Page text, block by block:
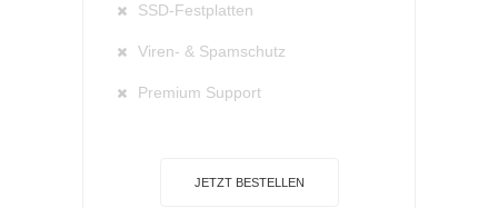
SSD-Festplatten
Viren- & Spamschutz
Premium Support
JETZT BESTELLEN